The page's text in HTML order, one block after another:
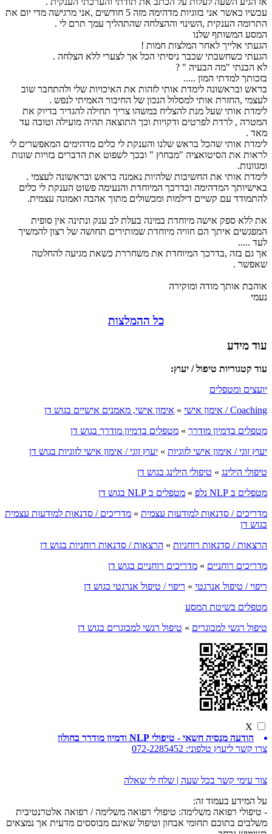
עכשיו כאשר אני בזוגיות מדהימה מזה 5 חודשים ,אני מרגישה מדי יום את
התרומה הענקית ,השינוי וההצלחה שהתהליך עמך תרם לי .
המסע המשותף שלנו
הגעתי אלייך לאחר המלצות חמות !
הגעתי כשחשבתי שכבר ניסיתי הכל אך לצערי ללא הצלחה .
לא הבנתי "מה הבעיה " ?
בזכותך למדתי המון .....
בראש ובראשונה לימדת אותי לזהות את האיכויות שלי ולהתחבר שוב
לעצמי ,החזרת אותי למסלול הנכון של החיבור האמיתי לנפש .
לימדת אותי שעל מנת להצליח במשהו צריך תחילה להגדיר בדיוק את
המטרה , לרדת לפרטים ודקויות וכך התוצאה תהיה מועילה וטובה עד
מאד .
לימדת אותי שהכל בראש שלנו והענקת לי כלים מדהימים המאפשרים לי
לראות את הסיטואציה "מבחוץ " ובכך לשפוט את הדברים בזויות שונות
ומגוונות.
לימדת אותי את החשיבות שלהיות נאמנה בראש ובראשונה לעצמי .
באישיותך המדהימה ובדרכך המיוחדת והנעימה פשוט הענקת לי כלים
להתמודד עם קשיים דילמות ומכשולים מתוך אהבה ואמונה עצמית.
את ללא ספק אישה מיוחדת במינה בעלת לב ענק ונתינה אין סופית
המפגשים איתך הם חוויה מיוחדת שמותירים תחושה של רצון להמשיך
לעד .....
אך גם בזה ,בדרכך המיוחדת את משחררת כשאת מגיעה להחלטה
שאפשר .
אוהבת אותך מודה ומוקירה
נעמי
כל ההמלצות
עוד מידע
עוד קטגוריות טיפול / יעוץ:
יועצים ומטפלים
Coaching / אימון אישי
» אימון אישי, מאמנים אישיים בגוש דן
מטפלים בדמיון מודרך » מטפלים בדמיון מודרך בגוש דן
יעוץ זוגי / אימון אישי לזוגיות » יעוץ זוגי / אימון אישי לזוגיות בגוש דן
טיפולי הילינג » טיפולי הילינג בגוש דן
מטפלים ב NLP נלפ
» מטפלים ב NLP בגוש דן
מדריכים / סדנאות למודעות עצמית » מדריכים / סדנאות למודעות עצמית
בגוש דן
הרצאות / סדנאות רוחניות » הרצאות / סדנאות רוחניות בגוש דן
מדריכים רוחניים » מדריכים רוחניים בגוש דן
ריפוי / טיפול אנרגטי » ריפוי / טיפול אנרגטי בגוש דן
מטפלים בשיטת המסע
טיפול רגשי למבוגרים » טיפול רגשי למבוגרים בגוש דן
X
הודעה מנסיה חשאי - טיפולי NLP ודמיון מודרך בחולון
צרו קשר ליעוץ טלפוני: 072-2285452
צור עימי קשר בכל שעה | שלח לי שאלה
על המידע בעמוד זה:
- טיפולי רפואה משלימה: טיפולי רפואה משלימה / רפואה אלטרנטיבית
משלבים בתוכם תחומי אבחון וטיפול שאינם מבוססים מדעית אך נמצאים